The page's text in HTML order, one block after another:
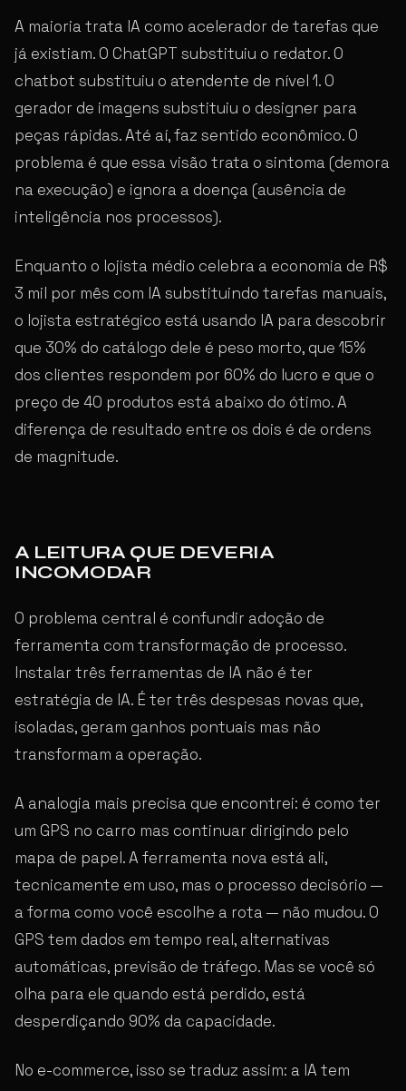
A maioria trata IA como acelerador de tarefas que
já existiam. O ChatGPT substituiu o redator. O
chatbot substituiu o atendente de nível 1. O
gerador de imagens substituiu o designer para
peças rápidas. Até aí, faz sentido econômico. O
problema é que essa visão trata o sintoma (demora
na execução) e ignora a doença (ausência de
inteligência nos processos).
Enquanto o lojista médio celebra a economia de R$
3 mil por mês com IA substituindo tarefas manuais,
o lojista estratégico está usando IA para descobrir
que 30% do catálogo dele é peso morto, que 15%
dos clientes respondem por 60% do lucro e que o
preço de 40 produtos está abaixo do ótimo. A
diferença de resultado entre os dois é de ordens
de magnitude.
A LEITURA QUE DEVERIA
INCOMODAR
O problema central é confundir adoção de
ferramenta com transformação de processo.
Instalar três ferramentas de IA não é ter
estratégia de IA. É ter três despesas novas que,
isoladas, geram ganhos pontuais mas não
transformam a operação.
A analogia mais precisa que encontrei: é como ter
um GPS no carro mas continuar dirigindo pelo
mapa de papel. A ferramenta nova está ali,
tecnicamente em uso, mas o processo decisório —
a forma como você escolhe a rota — não mudou. O
GPS tem dados em tempo real, alternativas
automáticas, previsão de tráfego. Mas se você só
olha para ele quando está perdido, está
desperdiçando 90% da capacidade.
No e-commerce, isso se traduz assim: a IA tem